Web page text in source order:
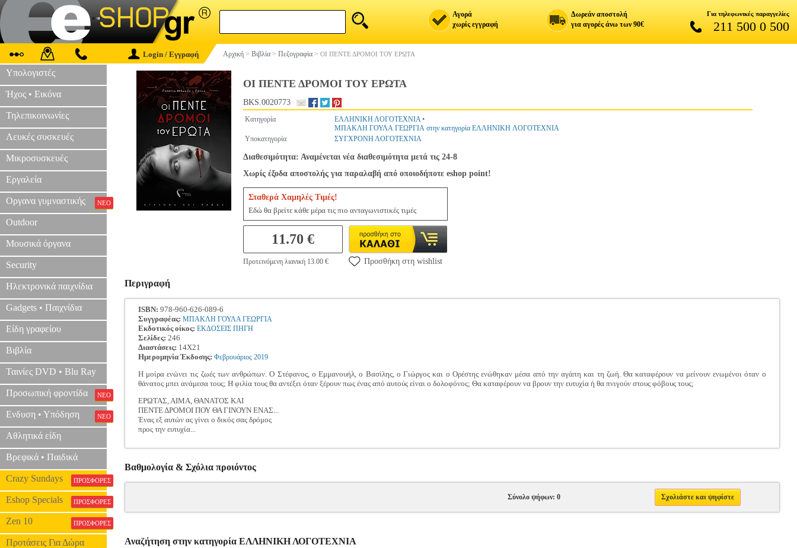
Αγορά
χωρίς εγγραφή
Δωρεάν αποστολή
για αγορές άνω των 90€
Για τηλεφωνικές παραγγελίες
211 500 0 500
Login / Εγγραφή Αρχική > Βιβλία > Πεζογραφία > ΟΙ ΠΕΝΤΕ ΔΡΟΜΟΙ ΤΟΥ ΕΡΩΤΑ
Υπολογιστές
Ήχος • Εικόνα
Τηλεπικοινωνίες
Λευκές συσκευές
Μικροσυσκευές
Εργαλεία
Οργανα γυμναστικής ΝΕΟ
Outdoor
Μουσικά όργανα
Security
Ηλεκτρονικά παιχνίδια
Gadgets • Παιχνίδια
Είδη γραφείου
Βιβλία
Ταινίες DVD • Blu Ray
Προσωπική φροντίδα ΝΕΟ
Ενδυση • Υπόδηση ΝΕΟ
Αθλητικά είδη
Βρεφικά • Παιδικά
Crazy Sundays ΠΡΟΣΦΟΡΕΣ
Eshop Specials ΠΡΟΣΦΟΡΕΣ
Zen 10 ΠΡΟΣΦΟΡΕΣ
Προτάσεις Για Δώρα
ΟΙ ΠΕΝΤΕ ΔΡΟΜΟΙ ΤΟΥ ΕΡΩΤΑ
BKS.0020773
Κατηγορία ΕΛΛΗΝΙΚΗ ΛΟΓΟΤΕΧΝΙΑ•
ΜΠΑΚΛΗ ΓΟΥΛΑ ΓΕΩΡΓΙΑ στην κατηγορία ΕΛΛΗΝΙΚΗ ΛΟΓΟΤΕΧΝΙΑ
Υποκατηγορία
ΣΥΓΧΡΟΝΗ ΛΟΓΟΤΕΧΝΙΑ
Διαθεσιμότητα: Αναμένεται νέα διαθεσιμότητα μετά τις 24-8
Χωρίς έξοδα αποστολής για παραλαβή από οποιοδήποτε eshop point!
Σταθερά Χαμηλές Τιμές!
Εδώ θα βρείτε κάθε μέρα τις πιο ανταγωνιστικές τιμές
11.70 €
Προτεινόμενη λιανική 13.00 € Προσθήκη στη wishlist
Περιγραφή
ISBN: 978-960-626-089-6
Συγγραφέας: ΜΠΑΚΛΗ ΓΟΥΛΑ ΓΕΩΡΓΙΑ
Εκδοτικός οίκος: ΕΚΔΟΣΕΙΣ ΠΗΓΗ
Σελίδες: 246
Διαστάσεις: 14Χ21
Ημερομηνία Έκδοσης: Φεβρουάριος 2019
Η μοίρα ενώνει τις ζωές των ανθρώπων. Ο Στέφανος, ο Εμμανουήλ, ο Βασίλης, ο Γιώργος και ο Ορέστης ενώθηκαν μέσα από την αγάπη και τη ζωή. Θα καταφέρουν να μείνουν ενωμένοι όταν ο
θάνατος μπει ανάμεσα τους; Η φιλία τους θα αντέξει όταν ξέρουν πως ένας από αυτούς είναι ο δολοφόνος; Θα καταφέρουν να βρουν την ευτυχία ή θα πνιγούν στους φόβους τους;
ΕΡΩΤΑΣ, ΑΙΜΑ, ΘΑΝΑΤΟΣ ΚΑΙ
ΠΕΝΤΕ ΔΡΟΜΟΙ ΠΟΥ ΘΑ ΓΙΝΟΥΝ ΕΝΑΣ...
Ένας εξ αυτών ας γίνει ο δικός σας δρόμος
προς την ευτυχία...
Βαθμολογία & Σχόλια προιόντος
Σύνολο ψήφων: 0 Σχολιάστε και ψηφίστε
Αναζήτηση στην κατηγορία ΕΛΛΗΝΙΚΗ ΛΟΓΟΤΕΧΝΙΑ